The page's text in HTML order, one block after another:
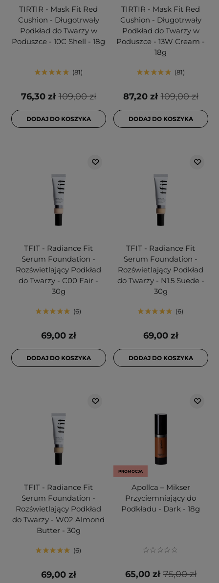
TIRTIR - Mask Fit Red
Cushion - Długotrwały
Podkład do Twarzy w
Poduszce - 10C Shell - 18g
81
109,00 zł
76,30 zł
DODAJ DO KOSZYKA
TIRTIR - Mask Fit Red
Cushion - Długotrwały
Podkład do Twarzy w
Poduszce - 13W Cream -
18g
81
109,00 zł
87,20 zł
DODAJ DO KOSZYKA
TFIT - Radiance Fit
Serum Foundation -
Rozświetlający Podkład
do Twarzy - C00 Fair -
30g
6
69,00 zł
DODAJ DO KOSZYKA
TFIT - Radiance Fit
Serum Foundation -
Rozświetlający Podkład
do Twarzy - N1.5 Suede -
30g
6
69,00 zł
DODAJ DO KOSZYKA
TFIT - Radiance Fit
Serum Foundation -
Rozświetlający Podkład
do Twarzy - W02 Almond
Butter - 30g
6
69,00 zł
PROMOCJA
Apollca – Mikser
Przyciemniający do
Podkładu - Dark - 18g
75,00 zł
65,00 zł